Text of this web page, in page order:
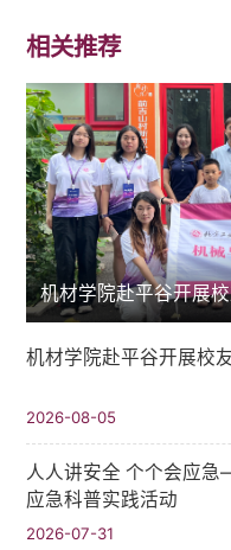
相关推荐
机材学院赴平谷开展
机材学院赴平谷开展校
2026-08-05
人人讲安全 个个会应
应急科普实践活动
2026-07-31